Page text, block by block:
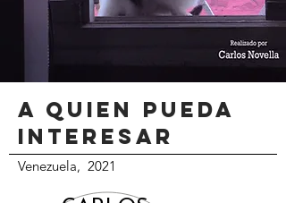
A QUIEN PUEDA
INTERESAR
Venezuela, 2021
SINOPSIS